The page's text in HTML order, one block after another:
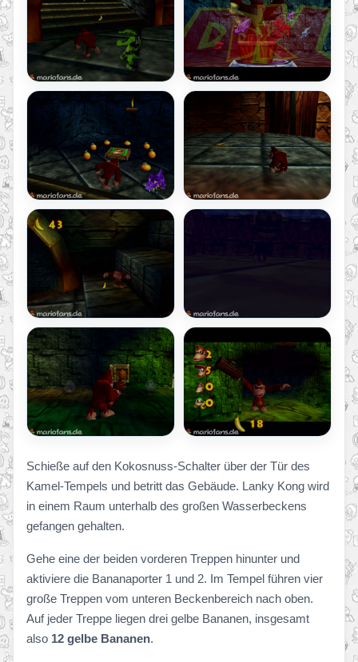
Schieße auf den Kokosnuss-Schalter über der Tür des
Kamel-Tempels und betritt das Gebäude. Lanky Kong wird
in einem Raum unterhalb des großen Wasserbeckens
gefangen gehalten.
Gehe eine der beiden vorderen Treppen hinunter und
aktiviere die Bananaporter 1 und 2. Im Tempel führen vier
große Treppen vom unteren Beckenbereich nach oben.
Auf jeder Treppe liegen drei gelbe Bananen, insgesamt
also 12 gelbe Bananen.